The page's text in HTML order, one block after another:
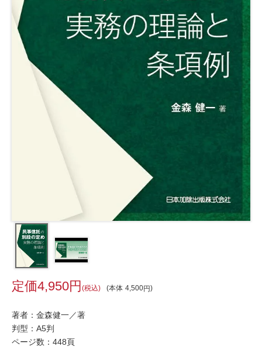
本体 4,500
4,950 税込
著者：金森健一／著
判型：A5判
ページ数：448頁